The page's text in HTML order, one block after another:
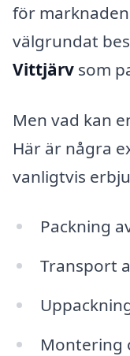
för
välgrundat
Vittjärv som
Men vad kan
Här är några
vanligtvis
Packning
Transport
Montering